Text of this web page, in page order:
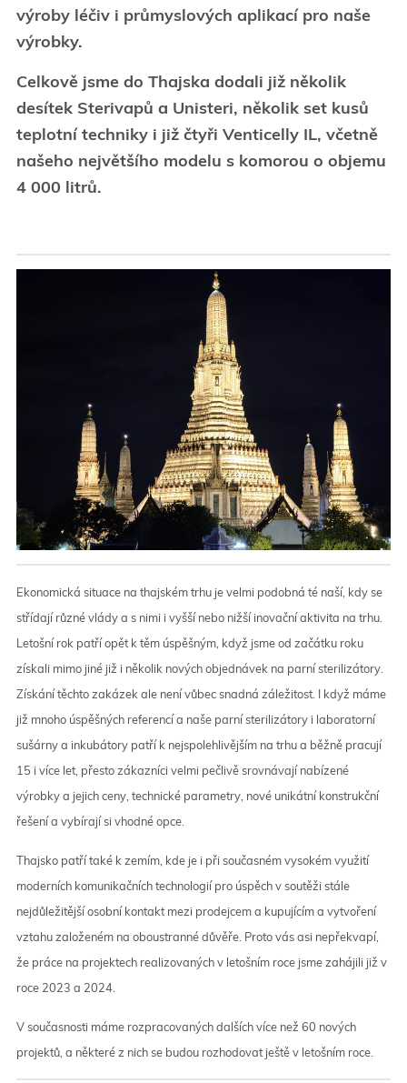
výroby léčiv i průmyslových aplikací pro naše
výrobky.
Celkově jsme do Thajska dodali již několik
desítek Sterivapů a Unisteri, několik set kusů
teplotní techniky i již čtyři Venticelly IL, včetně
našeho největšího modelu s komorou o objemu
4 000 litrů.
Ekonomická situace na thajském trhu je velmi podobná té naší, kdy se
střídají různé vlády a s nimi i vyšší nebo nižší inovační aktivita na trhu.
Letošní rok patří opět k těm úspěšným, když jsme od začátku roku
získali mimo jiné již i několik nových objednávek na parní sterilizátory.
Získání těchto zakázek ale není vůbec snadná záležitost. I když máme
již mnoho úspěšných referencí a naše parní sterilizátory i laboratorní
sušárny a inkubátory patří k nejspolehlivějším na trhu a běžně pracují
15 i více let, přesto zákazníci velmi pečlivě srovnávají nabízené
výrobky a jejich ceny, technické parametry, nové unikátní konstrukční
řešení a vybírají si vhodné opce.
Thajsko patří také k zemím, kde je i při současném vysokém využití
moderních komunikačních technologií pro úspěch v soutěži stále
nejdůležitější osobní kontakt mezi prodejcem a kupujícím a vytvoření
vztahu založeném na oboustranné důvěře. Proto vás asi nepřekvapí,
že práce na projektech realizovaných v letošním roce jsme zahájili již v
roce 2023 a 2024.
V současnosti máme rozpracovaných dalších více než 60 nových
projektů, a některé z nich se budou rozhodovat ještě v letošním roce.